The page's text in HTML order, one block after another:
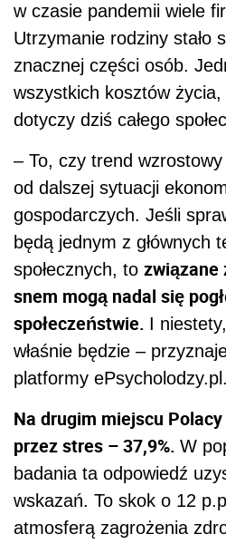
w czasie pandemii wiele
Utrzymanie rodziny stało
znacznej części osób.
wszystkich kosztów
dotyczy dziś całego
– To, czy trend
od dalszej sytuacji
gospodarczych. Jeśli
będą jednym z głównych
społecznych, to związane
snem mogą nadal się
społeczeństwie. I
właśnie będzie –
platformy ePsycholodzy.pl.
Na drugim miejscu
przez stres – 37,9%. W
badania ta odpowiedź
wskazań. To skok o 12
atmosferą zagrożenia